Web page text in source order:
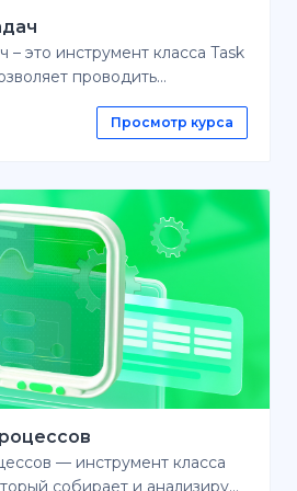
– это инструмент класса Task
проводить
за их
и тем самым повысить
процессами в своей
получите именной
сертификата свой
Получайте подтверждение
новый опыт в
Просмотр курса
— инструмент класса
собирает и анализирует